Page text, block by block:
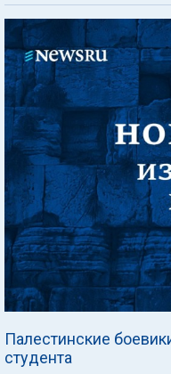
Палестинские
студента